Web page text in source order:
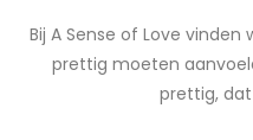
Bij A Sense of Love
prettig moeten
prettig,